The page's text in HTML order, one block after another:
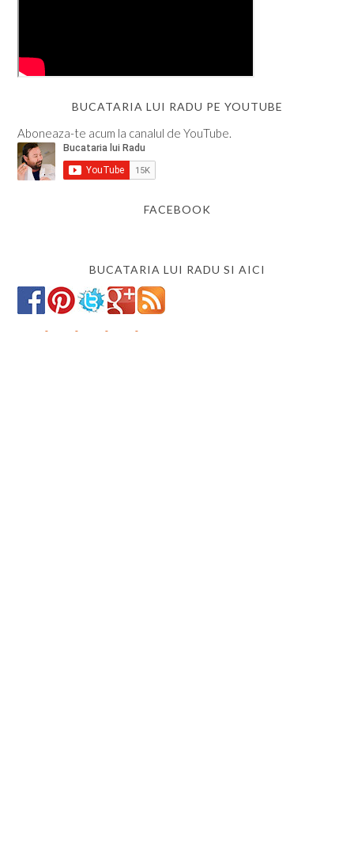
BUCATARIA LUI RADU PE YOUTUBE
Aboneaza-te acum la canalul de YouTube.
FACEBOOK
BUCATARIA LUI RADU SI AICI